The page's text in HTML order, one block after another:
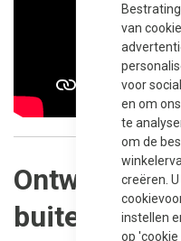
van
voor
en om
te
om de
creëren.
instellen
op
Ontwerp hier